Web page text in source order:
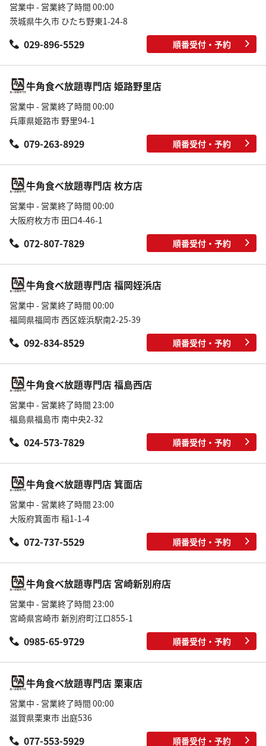
営業中 - 営業終了時間 00:00
茨城県牛久市 ひたち野東1-24-8
029-896-5529 順番受付・予約
牛角食べ放題専門店 姫路野里店
営業中 - 営業終了時間 00:00
兵庫県姫路市 野里94-1
079-263-8929 順番受付・予約
牛角食べ放題専門店 枚方店
営業中 - 営業終了時間 00:00
大阪府枚方市 田口4-46-1
072-807-7829 順番受付・予約
牛角食べ放題専門店 福岡姪浜店
営業中 - 営業終了時間 00:00
福岡県福岡市 西区姪浜駅南2-25-39
092-834-8529 順番受付・予約
牛角食べ放題専門店 福島西店
営業中 - 営業終了時間 23:00
福島県福島市 南中央2-32
024-573-7829 順番受付・予約
牛角食べ放題専門店 箕面店
営業中 - 営業終了時間 23:00
大阪府箕面市 稲1-1-4
072-737-5529 順番受付・予約
牛角食べ放題専門店 宮崎新別府店
営業中 - 営業終了時間 23:00
宮崎県宮崎市 新別府町江口855-1
0985-65-9729 順番受付・予約
牛角食べ放題専門店 栗東店
営業中 - 営業終了時間 00:00
滋賀県栗東市 出庭536
077-553-5929 順番受付・予約